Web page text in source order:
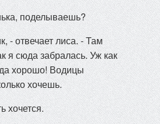
поделываешь?
- отвечает лиса. - Там
я сюда забралась. Уж как
хорошо! Водицы
хочешь.
хочется.